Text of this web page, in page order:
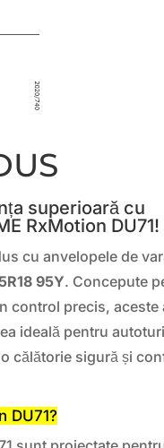
superioară cu
RxMotion DU71!
cu anvelopele de
95Y. Concepute
control precis, aceste
ideală pentru
călătorie sigură și
DU71?